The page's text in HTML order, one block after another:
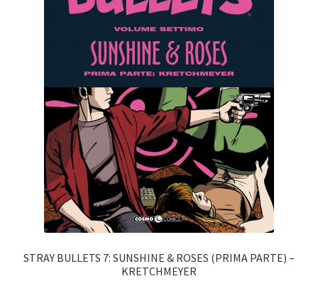
STRAY BULLETS 7: SUNSHINE & ROSES (PRIMA PARTE) –
KRETCHMEYER